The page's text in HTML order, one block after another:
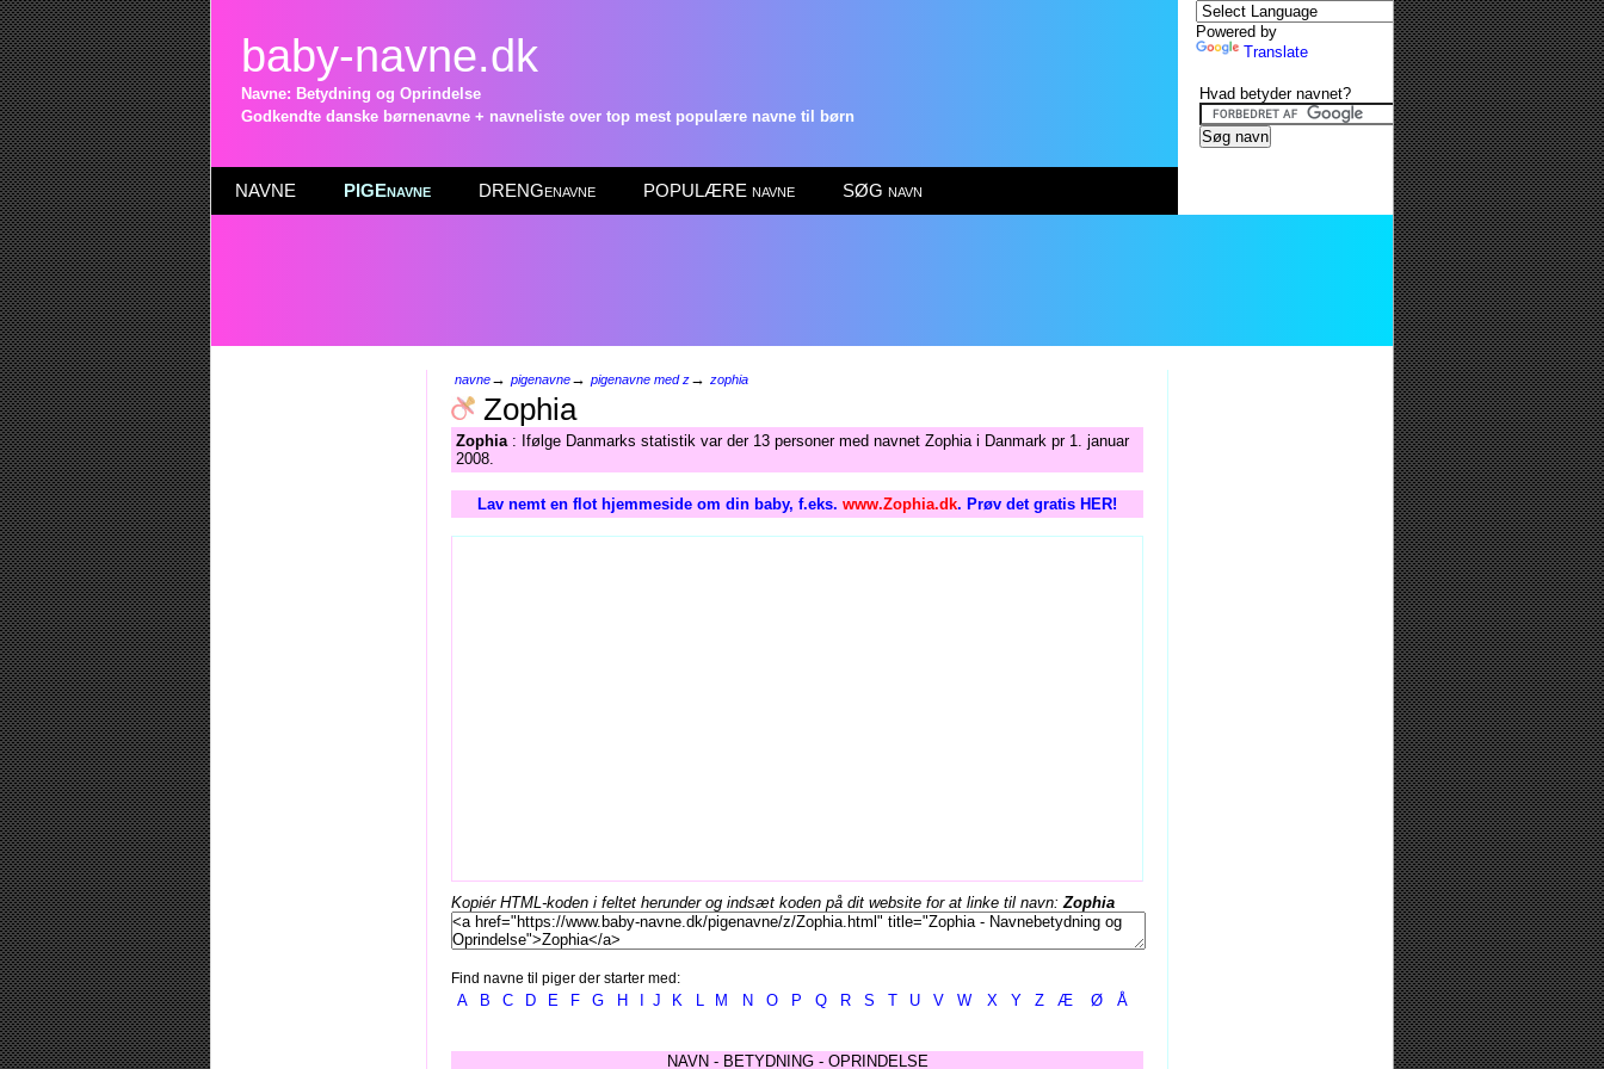
baby-navne.dk
Navne: Betydning og Oprindelse
Godkendte danske børnenavne + navneliste over top mest populære navne til børn
NAVNE PIGEnavne DRENGenavne POPULÆRE navne SØG navn
navne→ pigenavne→ pigenavne med z→ zophia
Zophia
Zophia: Ifølge Danmarks statistik var der 13 personer med navnet Zophia i Danmark pr 1. januar
2008.
Lav nemt en flot hjemmeside om din baby, f.eks. www.Zophia.dk. Prøv det gratis HER!
Kopiér HTML-koden i feltet herunder og indsæt koden på dit website for at linke til navn:Zophia
Find navne til piger der starter med:
A B C D E F G H J K L M N O P Q R S T U V W X Y Z Æ Ø Å
NAVN - BETYDNING - OPRINDELSE
Powered by
Translate
Hvad betyder navnet?